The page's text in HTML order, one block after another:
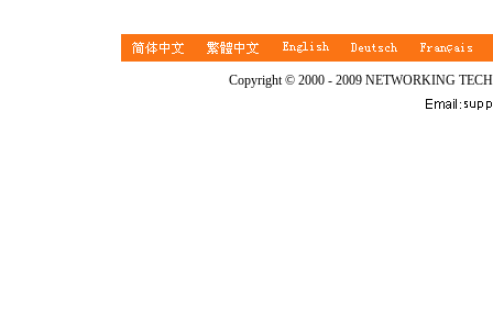
Copyright © 2000 - 2009 NETWORKING